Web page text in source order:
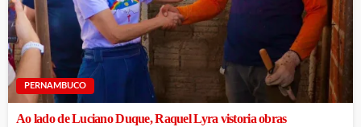
PERNAMBUCO
Ao lado de Luciano Duque, Raquel Lyra vistoria obras